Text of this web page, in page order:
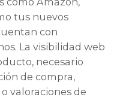
tus nuevos
con
La visibilidad web
necesario
de compra,
valoraciones de